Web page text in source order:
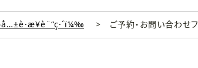
ご予約・お問い合わせ